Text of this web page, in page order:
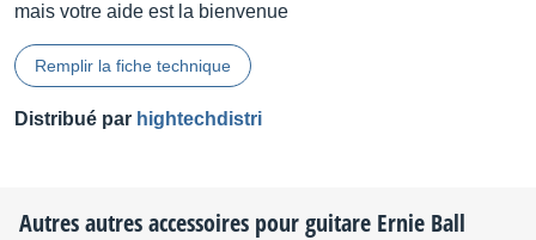
mais votre aide est la bienvenue
Remplir la fiche technique
Distribué par hightechdistri
Autres autres accessoires pour guitare Ernie Ball